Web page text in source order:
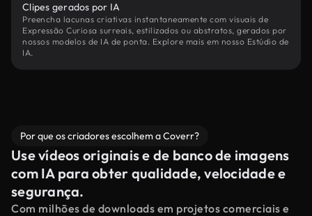
Clipes gerados por IA
Preencha lacunas criativas instantaneamente com visuais de
Expressão Curiosa surreais, estilizados ou abstratos, gerados por
nossos modelos de IA de ponta. Explore mais em nosso Estúdio de
IA.
Por que os criadores escolhem a Coverr?
Use vídeos originais e de banco de imagens
com IA para obter qualidade, velocidade e
segurança.
Com milhões de downloads em projetos comerciais e